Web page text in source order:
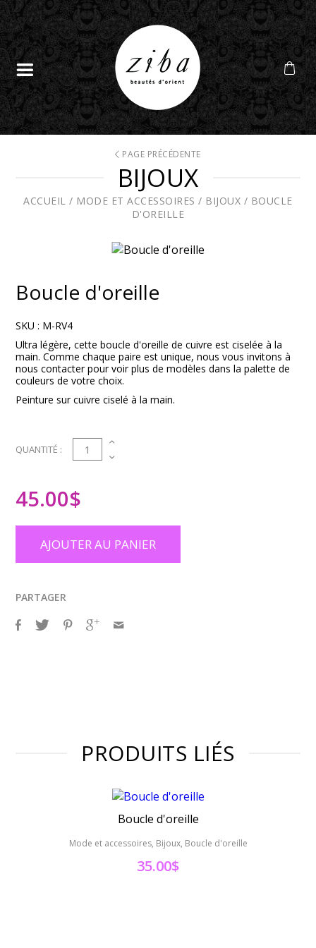
PAGE PRÉCÉDENTE
BIJOUX
ACCUEIL / MODE ET ACCESSOIRES / BIJOUX / BOUCLE
D'OREILLE
Boucle d'oreille
SKU : M-RV4
Ultra légère, cette boucle d'oreille de cuivre est ciselée à la
main. Comme chaque paire est unique, nous vous invitons à
nous contacter pour voir plus de modèles dans la palette de
couleurs de votre choix.
Peinture sur cuivre ciselé à la main.
QUANTITÉ : 1
45.00$
AJOUTER AU PANIER
PARTAGER
PRODUITS LIÉS
Boucle d'oreille
Mode et accessoires, Bijoux, Boucle d'oreille
35.00$